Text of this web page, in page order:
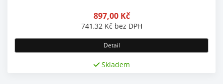
897,00 Kč
741,32 Kč bez DPH
Detail
Skladem